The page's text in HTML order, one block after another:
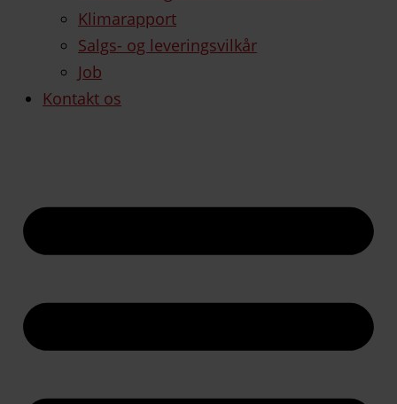
Klimarapport
Salgs- og leveringsvilkår
Job
Kontakt os